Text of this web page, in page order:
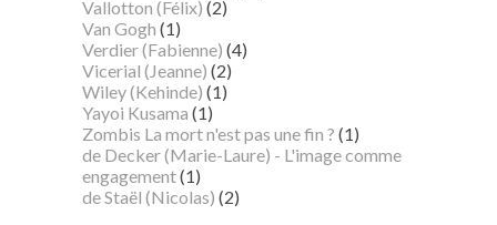
Vallotton (Félix) (2)
Van Gogh (1)
Verdier (Fabienne) (4)
Vicerial (Jeanne) (2)
Wiley (Kehinde) (1)
Yayoi Kusama (1)
Zombis La mort n'est pas une fin ? (1)
de Decker (Marie-Laure) - L'image comme
engagement(1)
de Staël (Nicolas) (2)